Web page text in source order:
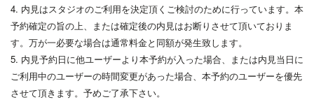
4. 内見はスタジオのご利用を決定頂くご検討のために行っています。本
予約確定の旨の上、または確定後の内見はお断りさせて頂いておりま
す。万が一必要な場合は通常料金と同額が発生致します。
5. 内見予約日に他ユーザーより本予約が入った場合、または内見当日に
ご利用中のユーザーの時間変更があった場合、本予約のユーザーを優先
させて頂きます。予めご了承下さい。